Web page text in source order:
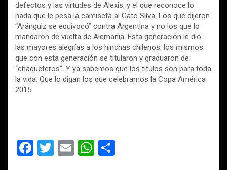
defectos y las virtudes de Alexis, y el que reconoce lo
nada que le pesa la camiseta al Gato Silva. Los que dijeron
“Aránguiz se equivocó” contra Argentina y no los que lo
mandaron de vuelta de Alemania. Esta generación le dio
las mayores alegrías a los hinchas chilenos, los mismos
que con esta generación se titularon y graduaron de
“chaqueteros”. Y ya sabemos que los títulos son para toda
la vida. Que lo digan los que celebramos la Copa América
2015.
F
T
E
W